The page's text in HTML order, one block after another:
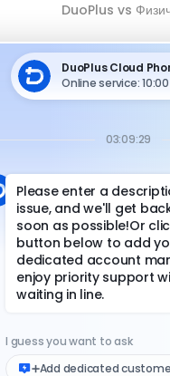
DuoPlus vs
Быстрые
Скачать клиент